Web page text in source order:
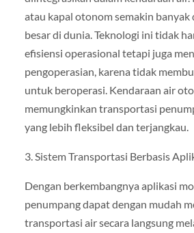
atau kapal otonom semakin
besar di dunia. Teknologi ini tidak
efisiensi operasional tetapi juga
pengoperasian, karena tidak
untuk beroperasi. Kendaraan air
memungkinkan transportasi
yang lebih fleksibel dan terjangkau.
3. Sistem Transportasi Berbasis
Dengan berkembangnya aplikasi
penumpang dapat dengan mudah
transportasi air secara langsung